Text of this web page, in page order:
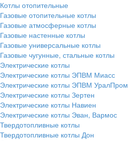
Котлы отопительные
Газовые отопительные котлы
Газовые атмосферные котлы
Газовые настенные котлы
Газовые универсальные котлы
Газовые чугунные, стальные котлы
Электрические котлы
Электрические котлы ЭПВМ Миасс
Электрические котлы ЭПВМ УралПром
Электрические котлы Зертен
Электрические котлы Навиен
Электрические котлы Эван, Вармос
Твердотопливные котлы
Твердотопливные котлы Дон